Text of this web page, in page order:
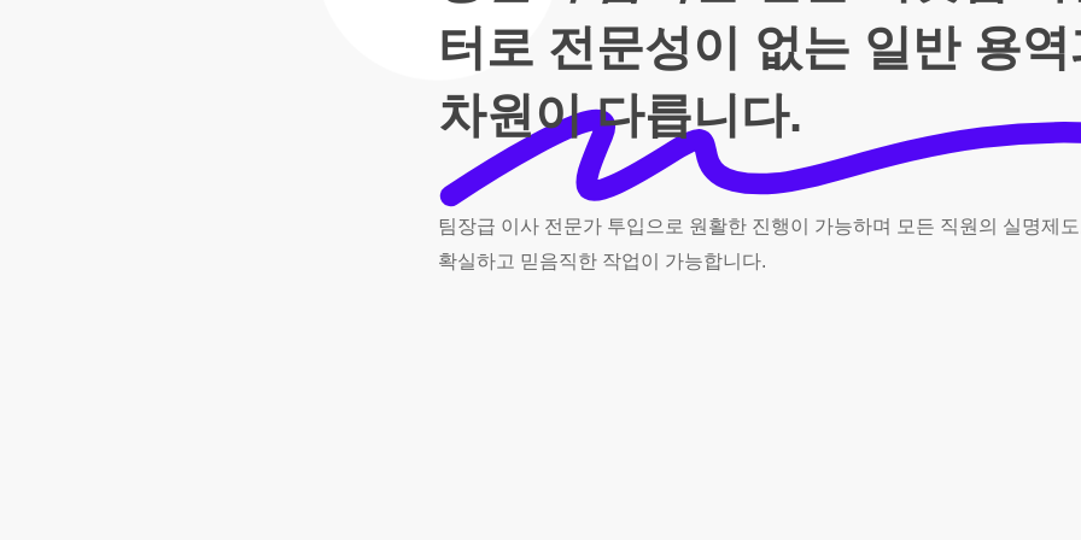
터로 전문성이 없는 일반 용
차원이 다릅니다.
팀장급 이사 전문가 투입으로 원활한 진행이 가능하며 모든 직원의 실명제
확실하고 믿음직한 작업이 가능합니다.